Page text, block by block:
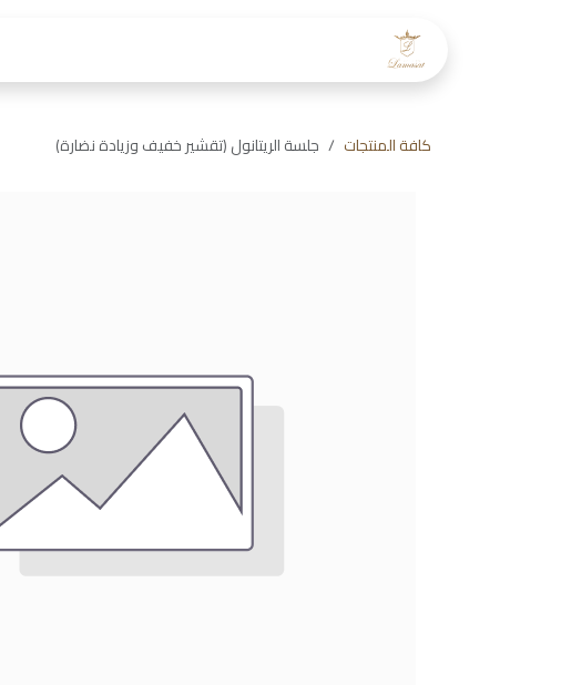
كافة المنتجات جلسة الريتانول (تقشير خفيف وزيادة نضارة)